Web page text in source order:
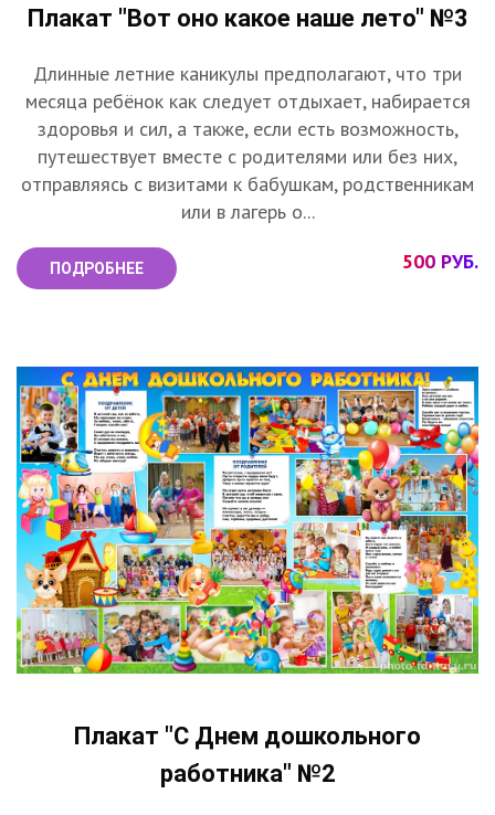
Плакат "Вот оно какое наше лето" №3
Длинные летние каникулы предполагают, что три
месяца ребёнок как следует отдыхает, набирается
здоровья и сил, а также, если есть возможность,
путешествует вместе с родителями или без них,
отправляясь с визитами к бабушкам, родственникам
или в лагерь о...
ПОДРОБНЕЕ 500 РУБ.
Плакат "С Днем дошкольного
работника" №2